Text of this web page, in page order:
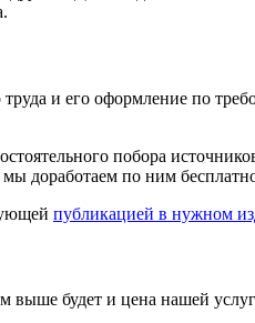
и его оформление по
побора
доработаем по ним
публикацией в нужном
выше будет и цена нашей